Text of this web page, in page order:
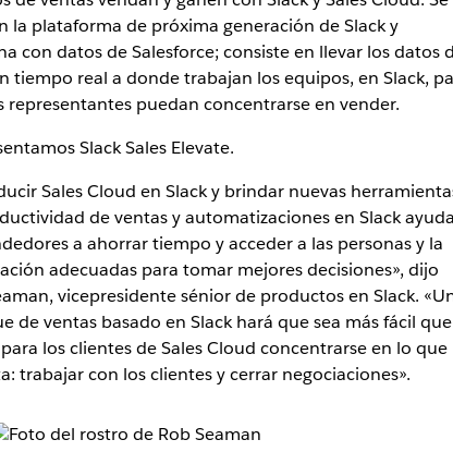
la plataforma de próxima generación de Slack y
con datos de Salesforce; consiste en llevar los datos
tiempo real a donde trabajan los equipos, en Slack,
representantes puedan concentrarse en vender.
Slack Sales Elevate.
Sales Cloud en Slack y brindar nuevas
de ventas y automatizaciones en Slack
a ahorrar tiempo y acceder a las personas y la
adecuadas para tomar mejores decisiones», dijo
vicepresidente sénior de productos en Slack.
de ventas basado en Slack hará que sea más fácil que
los clientes de Sales Cloud concentrarse en lo que
trabajar con los clientes y cerrar negociaciones».